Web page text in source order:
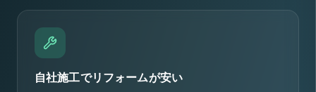
自社施工でリフォームが安い